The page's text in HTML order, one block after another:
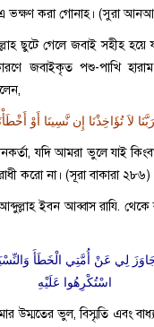
ভক্ষণ করা গোনাহ। (সুরা
ছুটে গেলে জবাই সহীহ হয়ে
জবাইকৃত পশু-পাখি
رَبَّنَا لاَ تُؤَاخِذْنَا إِن نَّسِينَا أَوْ
যদি আমরা ভুলে যাই
করো না। (সূরা বাকারা ২৮৬)
ইবন আব্বাস রাযি. থেকে
اسْتُكْرِهُوا عَلَيْهِ
উম্মতের ভুল, বিস্মৃতি এবং